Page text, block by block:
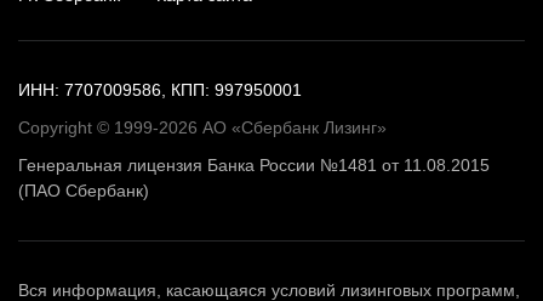
ИНН: 7707009586, КПП: 997950001
Copyright © 1999-2026 АО «Сбербанк Лизинг»
Генеральная лицензия Банка России №1481 от 11.08.2015
(ПАО Сбербанк)
Вся информация, касающаяся условий лизинговых программ,